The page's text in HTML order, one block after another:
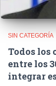
SIN CATEGORÍA
Todos los
entre los
integrar